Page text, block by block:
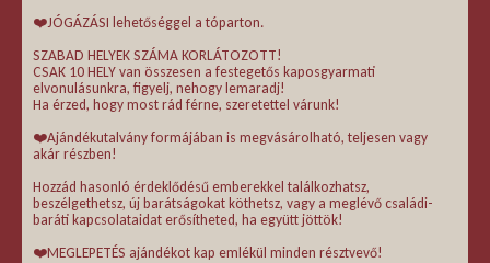
❤️JÓGÁZÁSI lehetőséggel a tóparton.
SZABAD HELYEK SZÁMA KORLÁTOZOTT!
CSAK 10 HELY van összesen a festegetős kaposgyarmati
elvonulásunkra, figyelj, nehogy lemaradj!
Ha érzed, hogy most rád férne, szeretettel várunk!
❤️Ajándékutalvány formájában is megvásárolható, teljesen vagy
akár részben!
Hozzád hasonló érdeklődésű emberekkel találkozhatsz,
beszélgethetsz, új barátságokat köthetsz, vagy a meglévő családi-
baráti kapcsolataidat erősítheted, ha együtt jöttök!
❤️MEGLEPETÉS ajándékot kap emlékül minden résztvevő!